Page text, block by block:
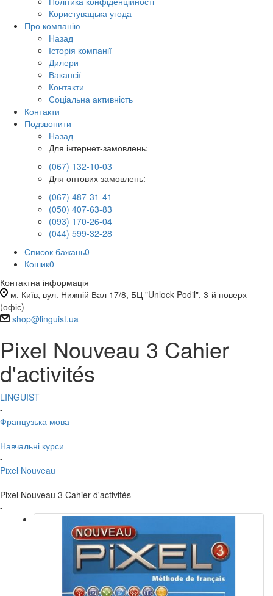
Користувацька угода
Про компанію
Назад
Історія компанії
Дилери
Вакансії
Контакти
Соціальна активність
Контакти
Подзвонити
Назад
Для інтернет-замовлень:
(067) 132-10-03
Для оптових замовлень:
(067) 487-31-41
(050) 407-63-83
(093) 170-26-04
(044) 599-32-28
Список бажань0
Кошик0
Контактна інформація
м. Київ, вул. Нижній Вал 17/8, БЦ "Unlock Podil", 3-й поверх
(офіс)
shop@linguist.ua
Pixel Nouveau 3 Cahier
d'activités
LINGUIST
-
Французька мова
-
Навчальні курси
-
Pixel Nouveau
-
Pixel Nouveau 3 Cahier d'activités
-